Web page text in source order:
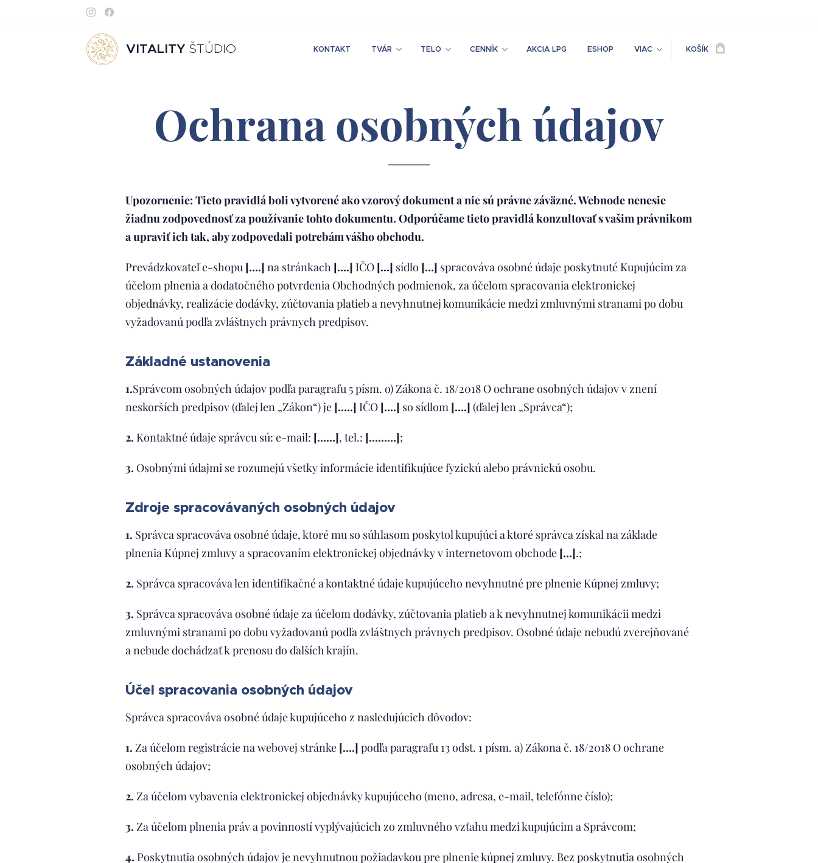
VITALITY ŠTÚDIO KONTAKT TVÁR TELO CENNÍK AKCIA LPG ESHOP VIAC KOŠÍK
Ochrana osobných údajov
Upozornenie: Tieto pravidlá boli vytvorené ako vzorový dokument a nie sú právne záväzné. Webnode nenesie
žiadnu zodpovednosť za používanie tohto dokumentu. Odporúčame tieto pravidlá konzultovať s vašim právnikom
a upraviť ich tak, aby zodpovedali potrebám vášho obchodu.
Prevádzkovateľ e-shopu [….] na stránkach [….] IČO […] sídlo […] spracováva osobné údaje poskytnuté Kupujúcim za
účelom plnenia a dodatočného potvrdenia Obchodných podmienok, za účelom spracovania elektronickej
objednávky, realizácie dodávky, zúčtovania platieb a nevyhnutnej komunikácie medzi zmluvnými stranami po dobu
vyžadovanú podľa zvláštnych právnych predpisov.
Základné ustanovenia
1.Správcom osobných údajov podľa paragrafu 5 písm. o) Zákona č. 18/2018 O ochrane osobných údajov v znení
neskorších predpisov (ďalej len „Zákon“) je […..] IČO [….] so sídlom [….] (ďalej len „Správca“);
2. Kontaktné údaje správcu sú: e-mail: [……], tel.: [………];
3. Osobnými údajmi se rozumejú všetky informácie identifikujúce fyzickú alebo právnickú osobu.
Zdroje spracovávaných osobných údajov
1. Správca spracováva osobné údaje, ktoré mu so súhlasom poskytol kupujúci a ktoré správca získal na základe
plnenia Kúpnej zmluvy a spracovaním elektronickej objednávky v internetovom obchode […].;
2. Správca spracováva len identifikačné a kontaktné údaje kupujúceho nevyhnutné pre plnenie Kúpnej zmluvy;
3. Správca spracováva osobné údaje za účelom dodávky, zúčtovania platieb a k nevyhnutnej komunikácii medzi
zmluvnými stranami po dobu vyžadovanú podľa zvláštnych právnych predpisov. Osobné údaje nebudú zverejňované
a nebude dochádzať k prenosu do ďalších krajín.
Účel spracovania osobných údajov
Správca spracováva osobné údaje kupujúceho z nasledujúcich dôvodov:
1. Za účelom registrácie na webovej stránke [….] podľa paragrafu 13 odst. 1 písm. a) Zákona č. 18/2018 O ochrane
osobných údajov;
2. Za účelom vybavenia elektronickej objednávky kupujúceho (meno, adresa, e-mail, telefónne číslo);
3. Za účelom plnenia práv a povinností vyplývajúcich zo zmluvného vzťahu medzi kupujúcim a Správcom;
4. Poskytnutia osobných údajov je nevyhnutnou požiadavkou pre plnenie kúpnej zmluvy. Bez poskytnutia osobných